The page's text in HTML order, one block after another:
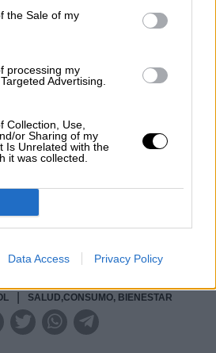
the Sale of my
processing my
Advertising.
Collection, Use,
or Sharing of my
Is Unrelated with the
it was collected.
Data Access Privacy Policy
leonesa
Mi sueño,
MAS VISTAS
SALUD,CONSUMO, BIENESTAR